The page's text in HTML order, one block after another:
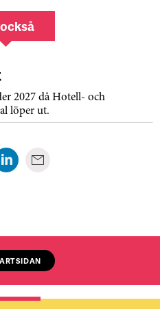
2027 då Hotell- och
löper ut.